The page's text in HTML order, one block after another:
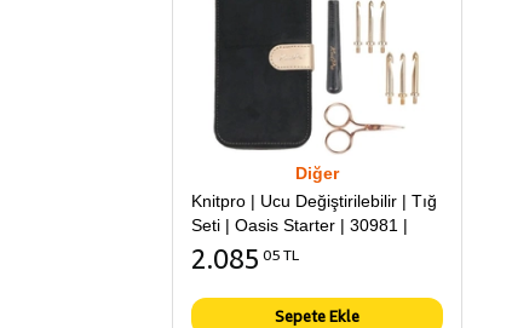
Diğer
Knitpro | Ucu Değiştirilebilir | Tığ
Seti | Oasis Starter | 30981 |
2.085 05 TL
Sepete Ekle